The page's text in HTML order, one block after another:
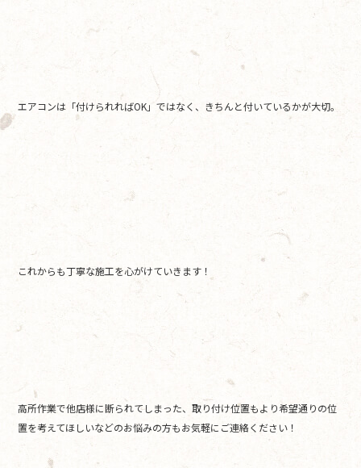
エアコンは「付けられればOK」ではなく、きちんと付いているかが大切。
これからも丁寧な施工を心がけていきます！
高所作業で他店様に断られてしまった、取り付け位置もより希望通りの位
置を考えてほしいなどのお悩みの方もお気軽にご連絡ください！